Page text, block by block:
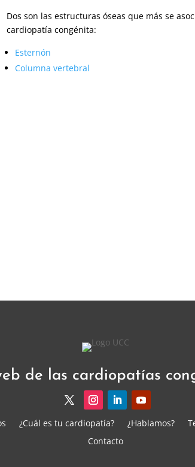
Dos son las estructuras óseas que más se
cardiopatía congénita:
Esternón
Columna vertebral
de las cardiopatías
¿Cuál es tu cardiopatía? ¿Hablamos?
Contacto